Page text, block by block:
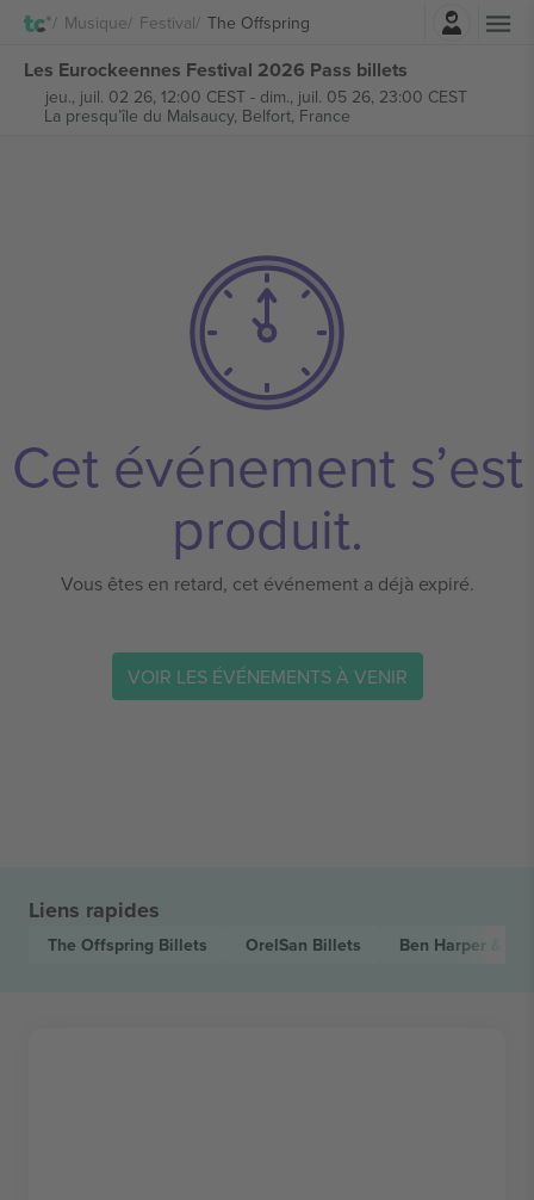
Musique Festival The OffspringConnexion
Les Eurockeennes Festival 2026 Pass billets
jeu., juil. 02 26, 12:00 CEST- dim., juil. 05 26, 23:00 CEST
La presqu’île du Malsaucy, Belfort, France
Cet événement s’est
produit.
Vous êtes en retard, cet événement a déjà expiré.
VOIR LES ÉVÉNEMENTS À VENIR
Liens rapides
The Offspring Billets OrelSan Billets Ben Harper &